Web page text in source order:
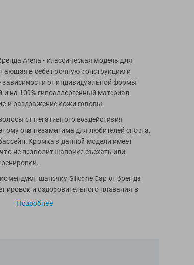
Arena - классическая модель для
в себе прочную конструкцию и
зависимости от индивидуальной формы
на 100% гипоаллергенный материал
и раздражение кожи головы.
от негативного воздейстивия
она незаменима для любителей спорта,
Кромка в данной модели имеет
не позволит шапочке съехать или
шапочку Silicone Cap от бренда
и оздоровительного плавания в
Подробнее